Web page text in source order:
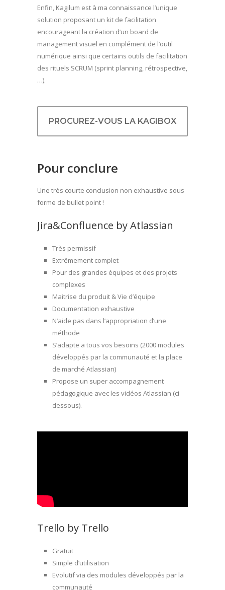
Enfin, Kagilum est à ma connaissance l’unique
solution proposant un kit de facilitation
encourageant la création d’un board de
management visuel en complément de l’outil
numérique ainsi que certains outils de facilitation
des rituels SCRUM (sprint planning, rétrospective,
…).
PROCUREZ-VOUS LA KAGIBOX
Pour conclure
Une très courte conclusion non exhaustive sous
forme de bullet point !
Jira&Confluence by Atlassian
Très permissif
Extrêmement complet
Pour des grandes équipes et des projets
complexes
Maitrise du produit & Vie d’équipe
Documentation exhaustive
N’aide pas dans l’appropriation d’une
méthode
S’adapte a tous vos besoins (2000 modules
développés par la communauté et la place
de marché Atlassian)
Propose un super accompagnement
pédagogique avec les vidéos Atlassian (ci
dessous).
Trello by Trello
Gratuit
Simple d’utilisation
Evolutif via des modules développés par la
communauté